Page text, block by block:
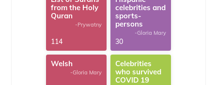
from the Holy
Quran
-Prywatny
114
celebrities and
sports-
persons
-Gloria Mary
30
Welsh
-Gloria Mary
Celebrities
who survived
COVID 19